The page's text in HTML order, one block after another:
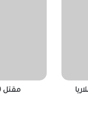
مقتل 10 أشخاص غرقًا بجنوب دارفور